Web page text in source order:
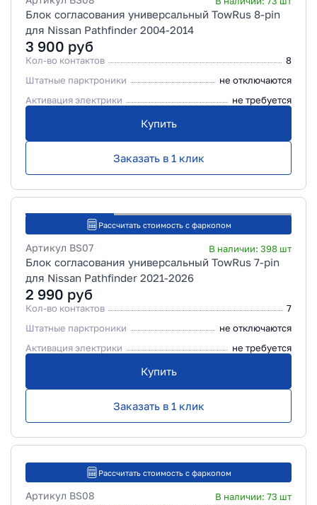
Блок согласования универсальный TowRus 8-pin
для Nissan Pathfinder 2004-2014
3 900 руб
Кол-во контактов
8
Штатные парктроники
не отключаются
Активация электрики
не требуется
Купить
Заказать в 1 клик
Рассчитать стоимость с фаркопом
Артикул BS07 В наличии: 398 шт
Блок согласования универсальный TowRus 7-pin
для Nissan Pathfinder 2021-2026
2 990 руб
Кол-во контактов
7
Штатные парктроники
не отключаются
Активация электрики
не требуется
Купить
Заказать в 1 клик
Рассчитать стоимость с фаркопом
Артикул BS08 В наличии: 73 шт